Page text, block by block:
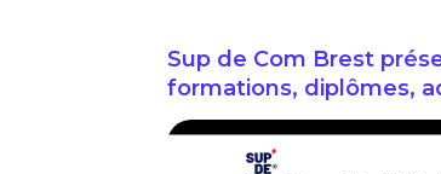
Sup de Com Brest
formations, diplômes,